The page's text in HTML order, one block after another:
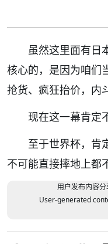
虽然这里面有日
核心的，是因为咱们
抢货、疯狂抬价，内
现在这一幕肯定
至于世界杯，肯
不可能直接摔地上都
用户发布内容
User-generated